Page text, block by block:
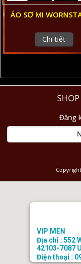
ÁO SƠ MI
Chi tiết
Đăng
VIP MEN
Địa chỉ : 552
42103-7087
Điện thoại :